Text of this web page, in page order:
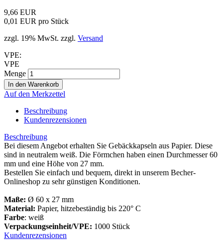
9,66 EUR
0,01 EUR pro Stück
zzgl. 19% MwSt. zzgl. Versand
VPE:
VPE
Menge
Auf den Merkzettel
Beschreibung
Kundenrezensionen
Beschreibung
Bei diesem Angebot erhalten Sie Gebäckkapseln aus Papier. Diese
sind in neutralem weiß. Die Förmchen haben einen Durchmesser 60
mm und eine Höhe von 27 mm.
Bestellen Sie einfach und bequem, direkt in unserem Becher-
Onlineshop zu sehr günstigen Konditionen.
Maße: Ø 60 x 27 mm
Material: Papier, hitzebeständig bis 220° C
Farbe: weiß
Verpackungseinheit/VPE: 1000 Stück
Kundenrezensionen